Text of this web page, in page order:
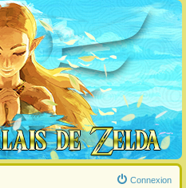
Connexion